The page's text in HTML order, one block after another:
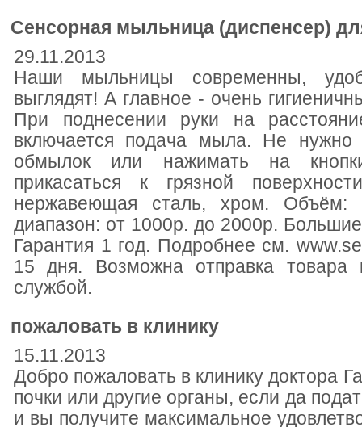
Сенсорная мыльница (диспенсер)
29.11.2013
Наши мыльницы современны,
выглядят! А главное - очень
При поднесении руки на
включается подача мыла. Не нужно
обмылок или нажимать на
прикасаться к грязной
нержавеющая сталь, хром.
диапазон: от 1000р. до 2000р.
Гарантия 1 год. Подробнее см.
15 дня. Возможна отправка товара
службой.
пожаловать в клинику
15.11.2013
Добро пожаловать в клинику доктора
почки или другие органы, если да
и вы получите максимальное